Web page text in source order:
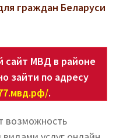
граждан Беларуси
сайт МВД в районе
зайти по адресу
.
возможность